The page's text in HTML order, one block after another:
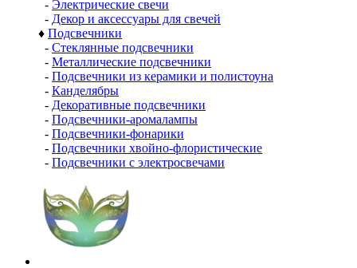
- Электрические свечи
- Декор и аксессуары для свечей
♦ Подсвечники
- Стеклянные подсвечники
- Металлические подсвечники
- Подсвечники из керамики и полистоуна
- Канделябры
- Декоративные подсвечники
- Подсвечники-аромалампы
- Подсвечники-фонарики
- Подсвечники хвойно-флористические
- Подсвечники с электросвечами